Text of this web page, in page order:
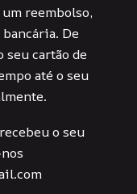
reembolso,
De
seu cartão de
até o seu
o seu